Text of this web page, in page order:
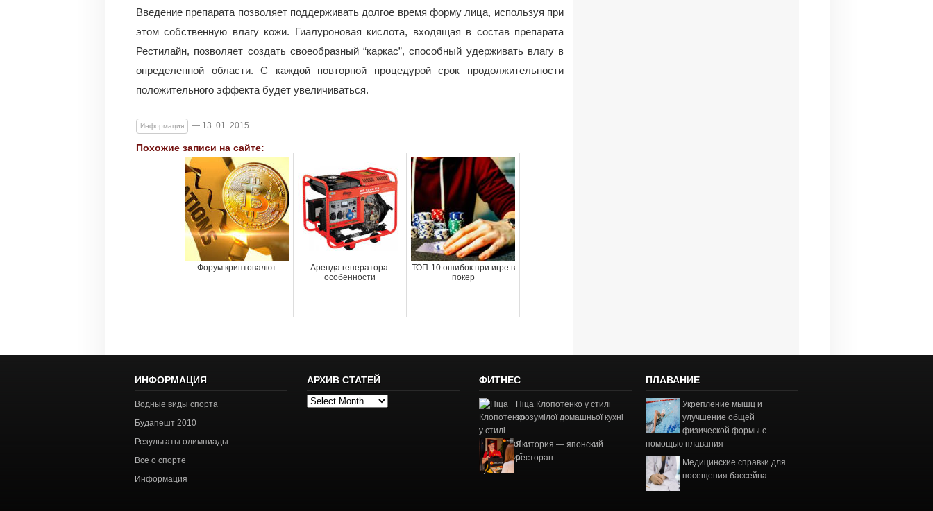
Введение препарата позволяет поддерживать долгое время форму лица, используя при
этом собственную влагу кожи. Гиалуроновая кислота, входящая в состав препарата
Рестилайн, позволяет создать своеобразный “каркас”, способный удерживать влагу в
определенной области. С каждой повторной процедурой срок продолжительности
положительного эффекта будет увеличиваться.
Информация — 13. 01. 2015
Похожие записи на сайте:
Форум криптовалют
Аренда генератора:
особенности
ТОП-10 ошибок при игре в
покер
ИНФОРМАЦИЯ
Водные виды спорта
Будапешт 2010
Результаты олимпиады
Все о спорте
Информация
АРХИВ СТАТЕЙ
Архив
ФИТНЕС
Піца Клопотенко у стилі
зрозумілої домашньої кухні
Якитория — японский
ресторан
ПЛАВАНИЕ
Укрепление мышц и
улучшение общей
физической формы с
помощью плавания
Медицинские справки для
посещения бассейна